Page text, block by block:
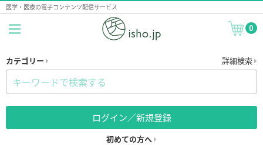
医学・医療の電子コンテンツ配信サービス
0
カテゴリー 詳細検索
ログイン／新規登録
初めての方へ